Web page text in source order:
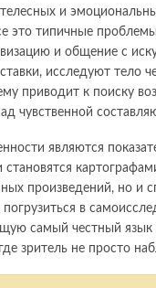
и
это типичные
и общение с
исследуют тело
приводит к поиску
чувственной
являются
становятся
произведений, но и
в
самый честный язык
зритель не просто